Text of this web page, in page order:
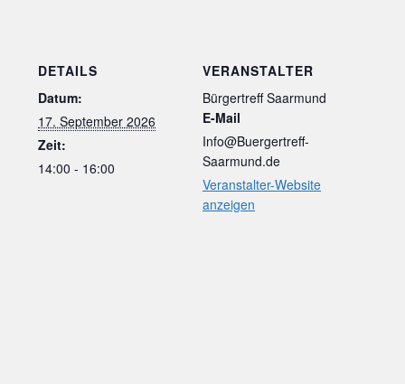
DETAILS
Datum:
17. September 2026
Zeit:
14:00 - 16:00
VERANSTALTER
Bürgertreff Saarmund
E-Mail
Info@Buergertreff-
Saarmund.de
Veranstalter-Website
anzeigen